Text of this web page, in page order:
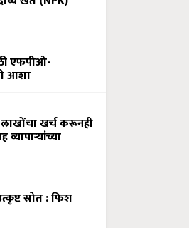
एफपीओ-
आशा
खर्च करूनही
व्यापाऱ्यांच्या
स्रोत : फिश